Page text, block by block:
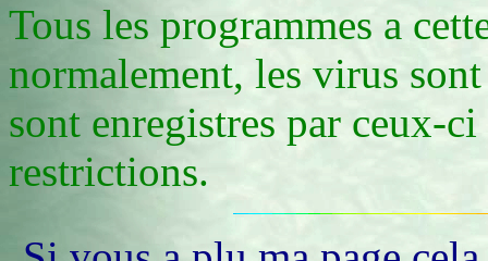
Tous les programmes a
normalement, les virus
sont enregistres par ceux-
restrictions.